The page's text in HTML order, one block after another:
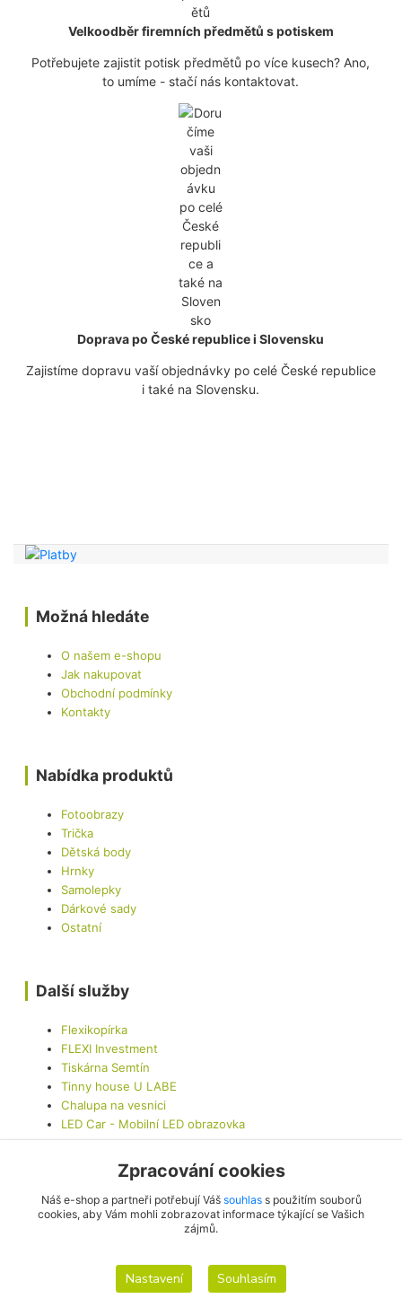
Velkoodběr firemních předmětů s potiskem
Potřebujete zajistit potisk předmětů po více kusech? Ano,
to umíme - stačí nás kontaktovat.
Doprava po České republice i Slovensku
Zajistíme dopravu vaší objednávky po celé České republice
i také na Slovensku.
Možná hledáte
O našem e-shopu
Jak nakupovat
Obchodní podmínky
Kontakty
Nabídka produktů
Fotoobrazy
Trička
Dětská body
Hrnky
Samolepky
Dárkové sady
Ostatní
Další služby
Flexikopírka
FLEXI Investment
Tiskárna Semtín
Tinny house U LABE
Chalupa na vesnici
LED Car - Mobilní LED obrazovka
Zpracování cookies
Náš e-shop a partneři potřebují Váš souhlass použitím souborů
cookies, aby Vám mohli zobrazovat informace týkající se Vašich
zájmů.
Nastavení Souhlasím